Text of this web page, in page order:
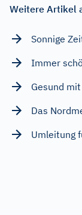
Weitere Artikel
Sonnige
Immer
Gesund
Das
Umleitung